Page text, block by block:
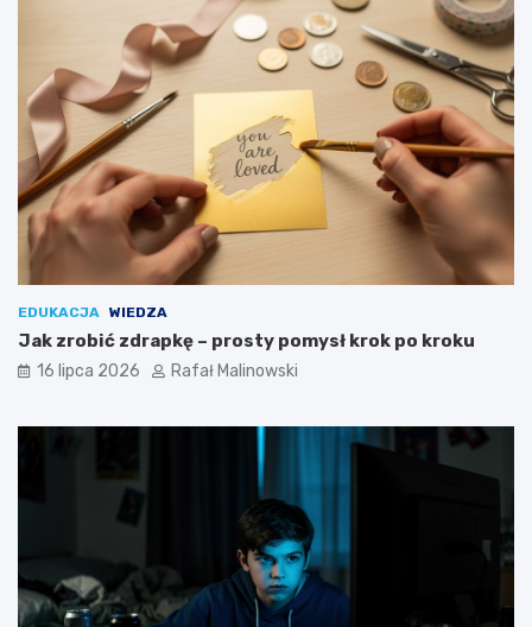
EDUKACJA WIEDZA
Jak zrobić zdrapkę – prosty pomysł krok po kroku
16 lipca 2026 Rafał Malinowski